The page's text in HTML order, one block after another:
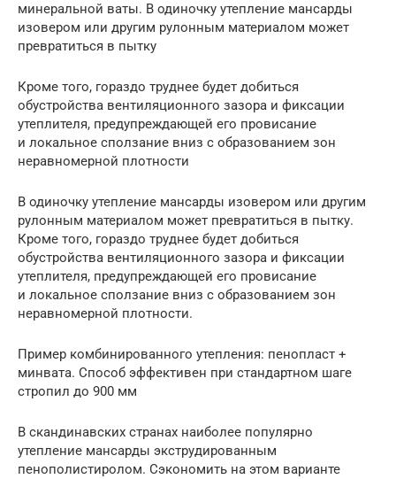
минеральной ваты. В одиночку утепление мансарды
изовером или другим рулонным материалом может
превратиться в пытку
Кроме того, гораздо труднее будет добиться
обустройства вентиляционного зазора и фиксации
утеплителя, предупреждающей его провисание
и локальное сползание вниз с образованием зон
неравномерной плотности
В одиночку утепление мансарды изовером или другим
рулонным материалом может превратиться в пытку.
Кроме того, гораздо труднее будет добиться
обустройства вентиляционного зазора и фиксации
утеплителя, предупреждающей его провисание
и локальное сползание вниз с образованием зон
неравномерной плотности.
Пример комбинированного утепления: пенопласт +
минвата. Способ эффективен при стандартном шаге
стропил до 900 мм
В скандинавских странах наиболее популярно
утепление мансарды экструдированным
пенополистиролом. Сэкономить на этом варианте